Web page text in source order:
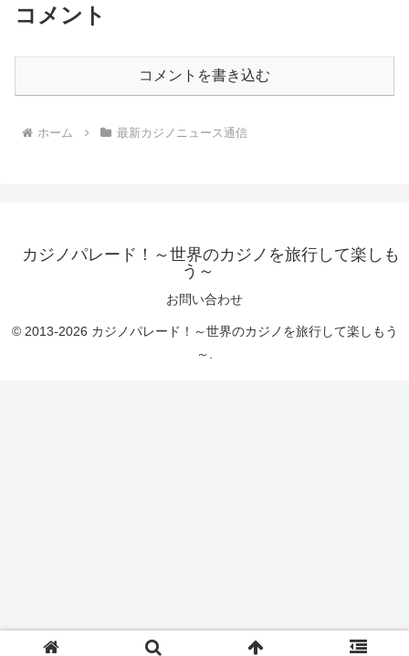
コメント
コメントを書き込む
ホーム 最新カジノニュース通信
カジノパレード！～世界のカジノを旅行して楽しも
う～
お問い合わせ
© 2013-2026 カジノパレード！～世界のカジノを旅行して楽しもう
～.